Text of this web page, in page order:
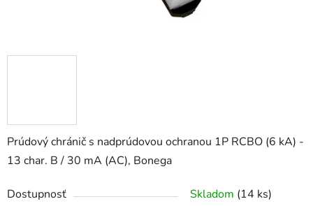
Prúdový chránič s nadprúdovou ochranou 1P RCBO (6 kA) -
13 char. B / 30 mA (AC), Bonega
Dostupnosť Skladom (14 ks)